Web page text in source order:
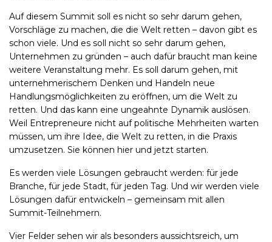
Auf diesem Summit soll es nicht so sehr darum gehen,
Vorschläge zu machen, die die Welt retten – davon gibt es
schon viele. Und es soll nicht so sehr darum gehen,
Unternehmen zu gründen – auch dafür braucht man keine
weitere Veranstaltung mehr. Es soll darum gehen, mit
unternehmerischem Denken und Handeln neue
Handlungsmöglichkeiten zu eröffnen, um die Welt zu
retten. Und das kann eine ungeahnte Dynamik auslösen.
Weil Entrepreneure nicht auf politische Mehrheiten warten
müssen, um ihre Idee, die Welt zu retten, in die Praxis
umzusetzen. Sie können hier und jetzt starten.
Es werden viele Lösungen gebraucht werden: für jede
Branche, für jede Stadt, für jeden Tag. Und wir werden viele
Lösungen dafür entwickeln – gemeinsam mit allen
Summit-Teilnehmern.
Vier Felder sehen wir als besonders aussichtsreich, um